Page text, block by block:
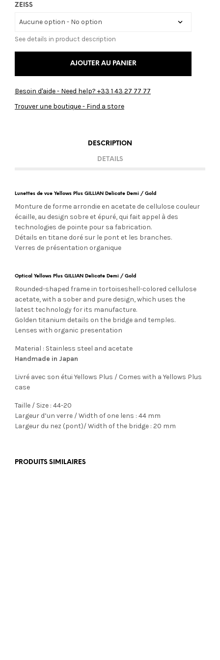
ZEISS
See details in product description
AJOUTER AU PANIER
Besoin d'aide - Need help? +33 1 43 27 77 77
Trouver une boutique - Find a store
DESCRIPTION
DETAILS
Lunettes de vue Yellows Plus GILLIAN Delicate Demi / Gold
Monture de forme arrondie en acetate de cellulose couleur
écaille, au design sobre et épuré, qui fait appel à des
technologies de pointe pour sa fabrication.
Détails en titane doré sur le pont et les branches.
Verres de présentation organique
Optical Yellows Plus GILLIAN Delicate Demi / Gold
Rounded-shaped frame in tortoiseshell-colored cellulose
acetate, with a sober and pure design, which uses the
latest technology for its manufacture.
Golden titanium details on the bridge and temples.
Lenses with organic presentation
Material : Stainless steel and acetate
Handmade in Japan
Livré avec son étui Yellows Plus / Comes with a Yellows Plus
case
Taille / Size : 44-20
Largeur d’un verre / Width of one lens : 44 mm
Largeur du nez (pont)/ Width of the bridge : 20 mm
PRODUITS SIMILAIRES